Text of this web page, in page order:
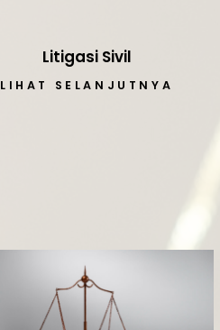
Litigasi Sivil
LIHAT SELANJUTNYA